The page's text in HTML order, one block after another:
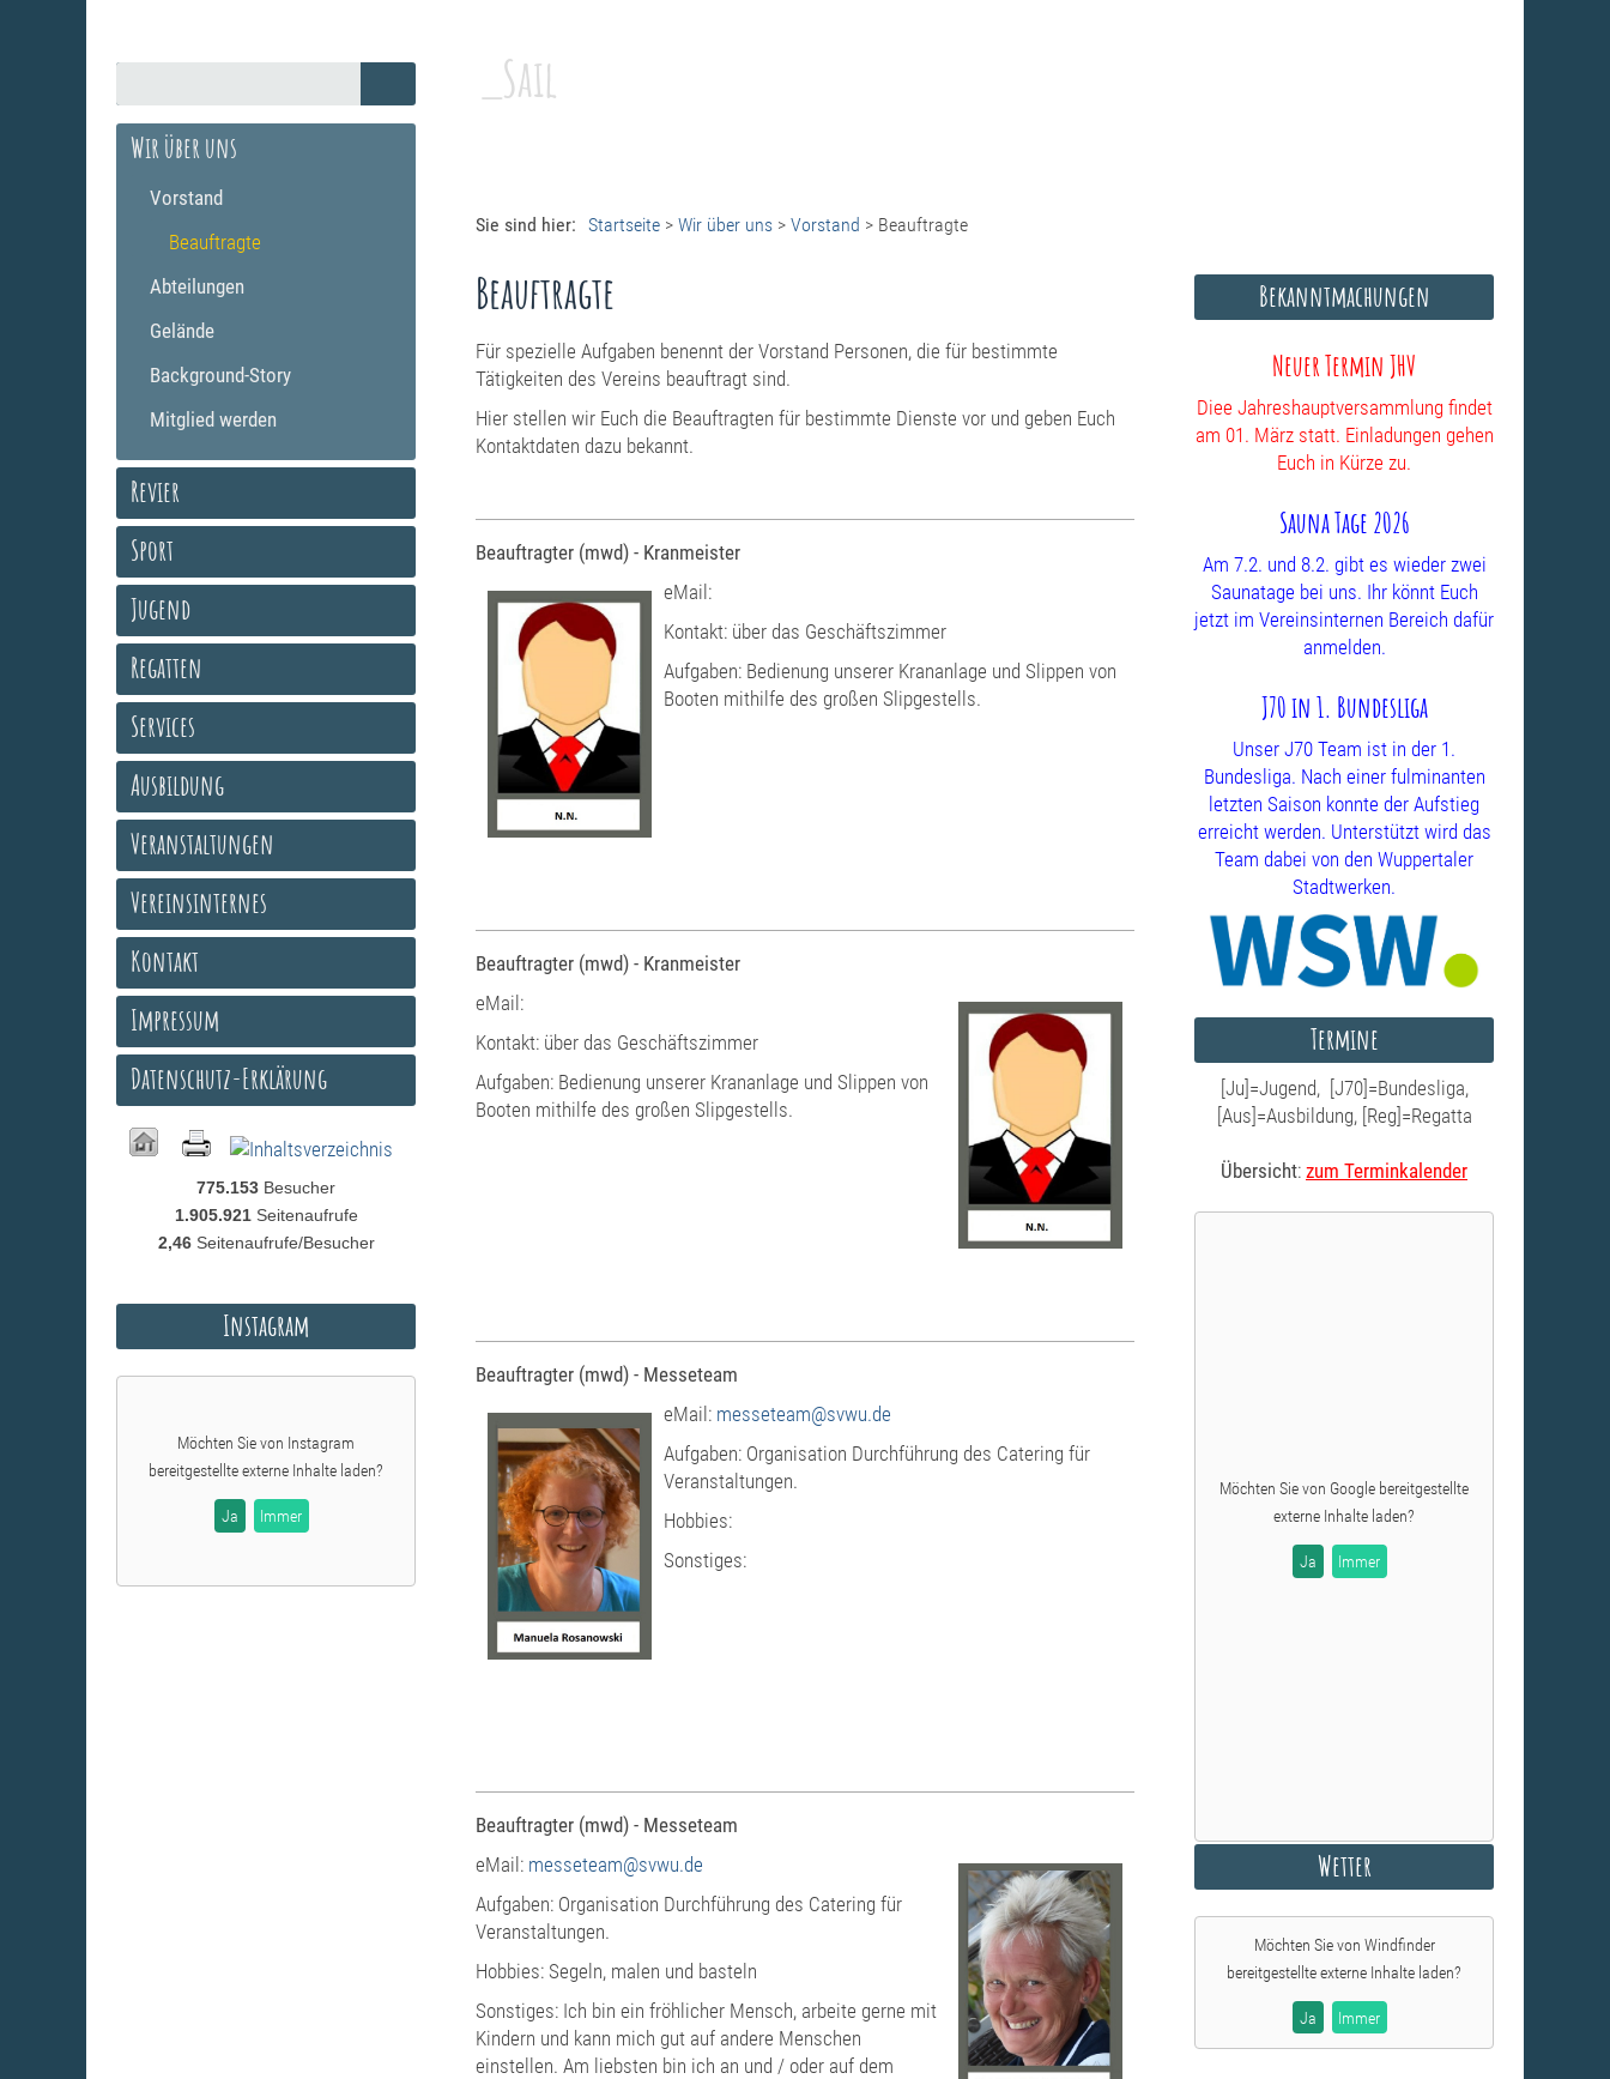
_Sail
Sie sind hier: Startseite > Wir über uns > Vorstand > Beauftragte
Beauftragte
Für spezielle Aufgaben benennt der Vorstand Personen, die für bestimmte
Tätigkeiten des Vereins beauftragt sind.
Hier stellen wir Euch die Beauftragten für bestimmte Dienste vor und geben Euch
Kontaktdaten dazu bekannt.
Beauftragter (mwd) - Kranmeister
eMail:
Kontakt: über das Geschäftszimmer
Aufgaben: Bedienung unserer Krananlage und Slippen von
Booten mithilfe des großen Slipgestells.
Beauftragter (mwd) - Kranmeister
eMail:
Kontakt: über das Geschäftszimmer
Aufgaben: Bedienung unserer Krananlage und Slippen von
Booten mithilfe des großen Slipgestells.
Beauftragter (mwd) - Messeteam
eMail: messeteam@svwu.de
Aufgaben: Organisation Durchführung des Catering für
Veranstaltungen.
Hobbies:
Sonstiges:
Beauftragter (mwd) - Messeteam
eMail: messeteam@svwu.de
Aufgaben: Organisation Durchführung des Catering für
Veranstaltungen.
Hobbies: Segeln, malen und basteln
Sonstiges: Ich bin ein fröhlicher Mensch, arbeite gerne mit
Kindern und kann mich gut auf andere Menschen
einstellen. Am liebsten bin ich an und / oder auf dem
Bekanntmachungen
Neuer Termin JHV
Diee Jahreshauptversammlung findet
am 01. März statt. Einladungen gehen
Euch in Kürze zu.
Sauna Tage 2026
Am 7.2. und 8.2. gibt es wieder zwei
Saunatage bei uns. Ihr könnt Euch
jetzt im Vereinsinternen Bereich dafür
anmelden.
J70 in 1. Bundesliga
Unser J70 Team ist in der 1.
Bundesliga. Nach einer fulminanten
letzten Saison konnte der Aufstieg
erreicht werden. Unterstützt wird das
Team dabei von den Wuppertaler
Stadtwerken.
Termine
[Ju]=Jugend, [J70]=Bundesliga,
[Aus]=Ausbildung, [Reg]=Regatta
Übersicht: zum Terminkalender
Möchten Sie von Google bereitgestellte
externe Inhalte laden?
Ja Immer
Wetter
Möchten Sie von Windfinder
bereitgestellte externe Inhalte laden?
Ja Immer
Wir über uns
Vorstand
Beauftragte
Abteilungen
Gelände
Background-Story
Mitglied werden
Revier
Sport
Jugend
Regatten
Services
Ausbildung
Veranstaltungen
Vereinsinternes
Kontakt
Impressum
Datenschutz-Erklärung
775.153 Besucher
1.905.921 Seitenaufrufe
2,46 Seitenaufrufe/Besucher
Instagram
Möchten Sie von Instagram
bereitgestellte externe Inhalte laden?
Ja Immer